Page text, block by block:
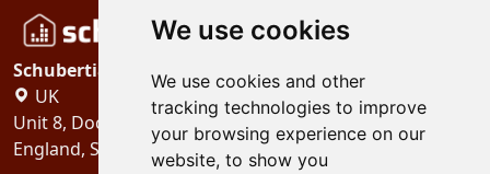
We use cookies
We use cookies and other
tracking technologies to improve
your browsing experience on our
website, to show you
Schubertiades, Ltd.
UK
Unit 8, Dock Offices, Surrey Quays Road, London
England, SE16 2XU